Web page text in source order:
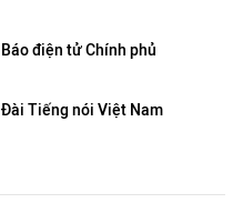
Báo điện tử Chính phủ
Đài Tiếng nói Việt Nam